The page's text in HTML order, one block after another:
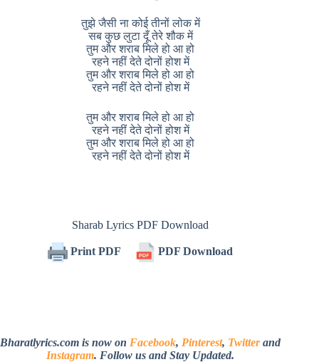
तुझे जैसी ना कोई तीनों लोक में
सब कुछ लुटा दूँ तेरे शौक में
तुम और शराब मिले हो आ हो
रहने नहीं देते दोनों होश में
तुम और शराब मिले हो आ हो
रहने नहीं देते दोनों होश में
तुम और शराब मिले हो आ हो
रहने नहीं देते दोनों होश में
तुम और शराब मिले हो आ हो
रहने नहीं देते दोनों होश में
Sharab Lyrics PDF Download
Print PDF PDF Download
Bharatlyrics.com is now on Facebook, Pinterest, Twitterand
Instagram. Follow us and Stay Updated.